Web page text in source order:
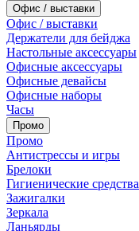
Офис / выставки
Офис / выставки
Держатели для бейджа
Настольные аксессуары
Офисные аксессуары
Офисные девайсы
Офисные наборы
Часы
Промо
Промо
Антистрессы и игры
Брелоки
Гигиенические средства
Зажигалки
Зеркала
Ланьярды